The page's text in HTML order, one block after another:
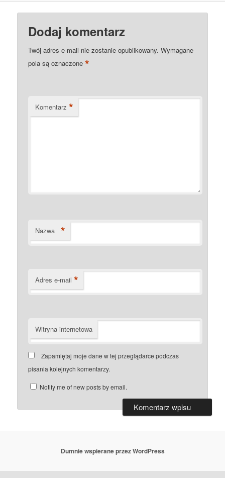
Dodaj komentarz
Twój adres e-mail nie zostanie opublikowany. Wymagane
pola są oznaczone*
Komentarz *
Nazwa *
Adres e-mail *
Witryna internetowa
Zapamiętaj moje dane w tej przeglądarce podczas
pisania kolejnych komentarzy.
Notify me of new posts by email.
Dumnie wspierane przez WordPress